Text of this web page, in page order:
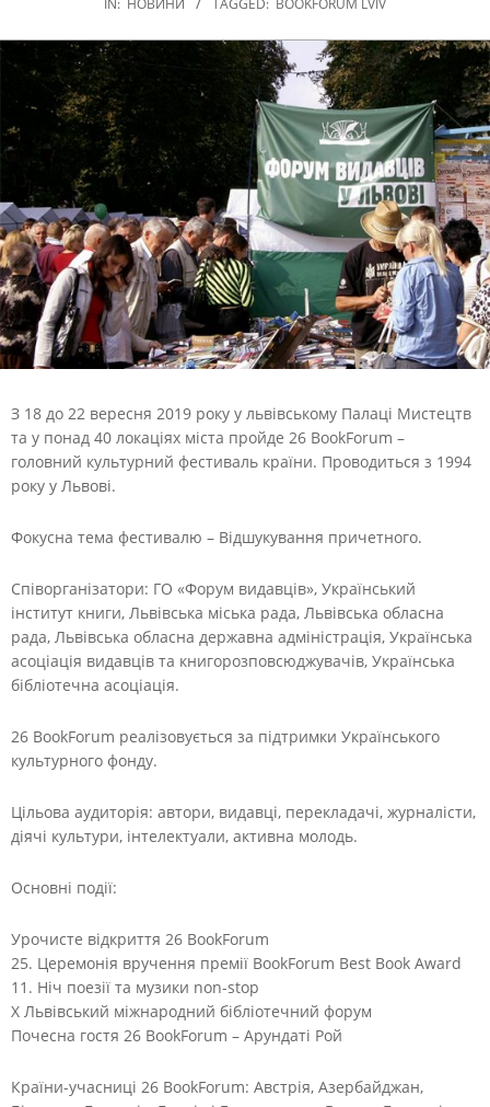
IN: НОВИНИ TAGGED: BOOKFORUM LVIV
З 18 до 22 вересня 2019 року у львівському Палаці Мистецтв
та у понад 40 локаціях міста пройде 26 BookForum –
головний культурний фестиваль країни. Проводиться з 1994
року у Львові.
Фокусна тема фестивалю – Відшукування причетного.
Співорганізатори: ГО «Форум видавців», Український
інститут книги, Львівська міська рада, Львівська обласна
рада, Львівська обласна державна адміністрація, Українська
асоціація видавців та книгорозповсюджувачів, Українська
бібліотечна асоціація.
26 BookForum реалізовується за підтримки Українського
культурного фонду.
Цільова аудиторія: автори, видавці, перекладачі, журналісти,
діячі культури, інтелектуали, активна молодь.
Основні події:
Урочисте відкриття 26 BookForum
25. Церемонія вручення премії BookForum Best Book Award
11. Ніч поезії та музики non-stop
X Львівський міжнародний бібліотечний форум
Почесна гостя 26 BookForum – Арундаті Рой
Країни-учасниці 26 BookForum: Австрія, Азербайджан,